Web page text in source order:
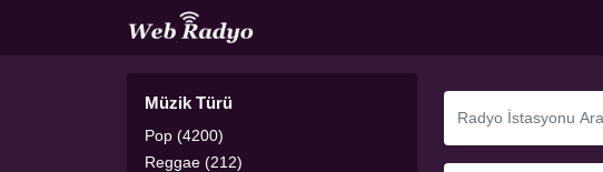
Müzik Türü
Pop (4200)
Reggae (212)